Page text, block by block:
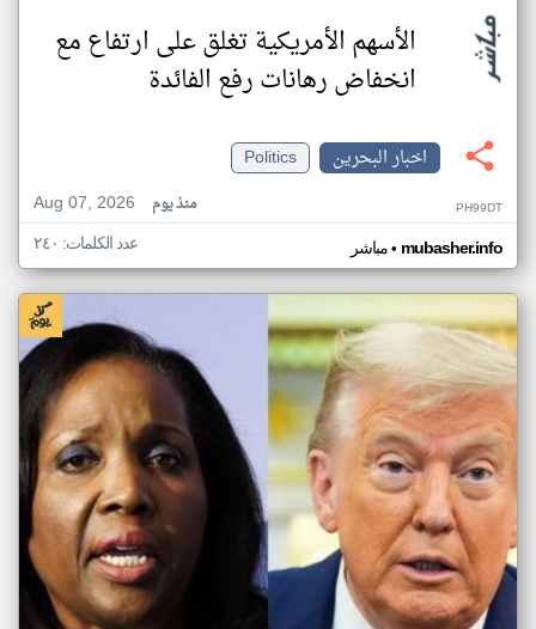
الأسهم الأمريكية تغلق على ارتفاع مع
انخفاض رهانات رفع الفائدة
اخبار البحرين
Politics
Aug 07, 2026
منذ يوم PH99DT
مباشر• mubasher.info عدد الكلمات: ٢٤٠